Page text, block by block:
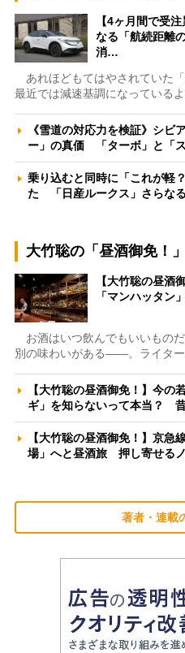
【4ヶ月間で受
なる「航続距離
消…
あれほどもてはやされていた「
最近では減速基調になっている
《雪道の対応力を検証》シビ
ー」の真価 「ターボ」と「
乗り込むと同時に「これが軽
た 「日産ルークス」さらな
大竹聡の「昼酒御免！」
【大竹聡の昼酒
「マンハッタン
お酒はいつ飲んでもいいもの
別の味わいがある――。ライター
【大竹聡の昼酒御免！】今の
ギ」を知らないって本当？
【大竹聡の昼酒御免！】京急
場」へと昼酒旅 押し寄せる
著者・連載